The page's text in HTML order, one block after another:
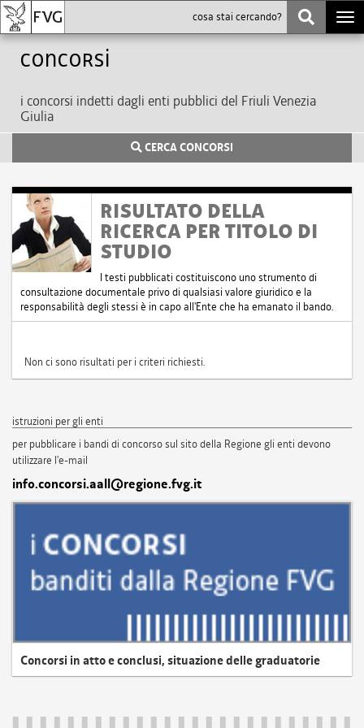
Concorsi
i concorsi indetti dagli enti pubblici del Friuli Venezia
Giulia
CERCA CONCORSI
RISULTATO DELLA
RICERCA PER TITOLO DI
STUDIO
I testi pubblicati costituiscono uno strumento di
consultazione documentale privo di qualsiasi valore giuridico e la
responsabilità degli stessi è in capo all'Ente che ha emanato il bando.
Non ci sono risultati per i criteri richiesti.
istruzioni per gli enti
per pubblicare i bandi di concorso sul sito della Regione gli enti devono
utilizzare l'e-mail
info.concorsi.aall@regione.fvg.it
Concorsi in atto e conclusi, situazione delle graduatorie